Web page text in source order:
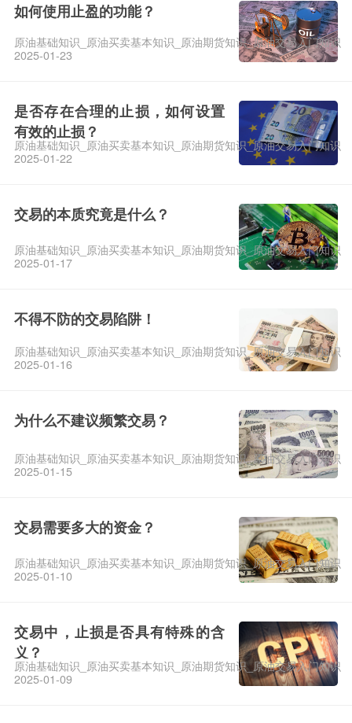
如何使用止盈的功能？
原油基础知识_原油买卖基本知识_原油期货知识_原油交易入门知识
2025-01-23
是否存在合理的止损，如何设置
有效的止损？
原油基础知识_原油买卖基本知识_原油期货知识_原油交易入门知识
2025-01-22
交易的本质究竟是什么？
原油基础知识_原油买卖基本知识_原油期货知识_原油交易入门知识
2025-01-17
不得不防的交易陷阱！
原油基础知识_原油买卖基本知识_原油期货知识_原油交易入门知识
2025-01-16
为什么不建议频繁交易？
原油基础知识_原油买卖基本知识_原油期货知识_原油交易入门知识
2025-01-15
交易需要多大的资金？
原油基础知识_原油买卖基本知识_原油期货知识_原油交易入门知识
2025-01-10
交易中，止损是否具有特殊的含
义？
原油基础知识_原油买卖基本知识_原油期货知识_原油交易入门知识
2025-01-09